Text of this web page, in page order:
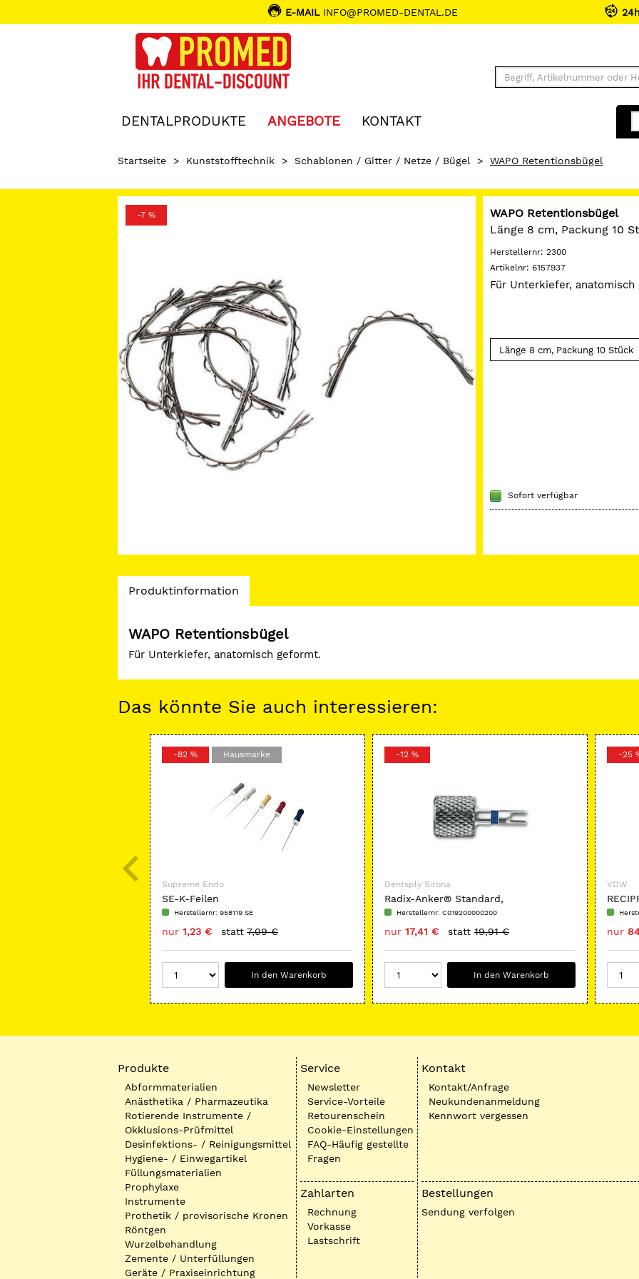
E-MAILINFO@PROMED-DENTAL.DE 24h
DENTALPRODUKTE ANGEBOTE KONTAKT
Startseite > Kunststofftechnik > Schablonen / Gitter / Netze / Bügel > WAPO Retentionsbügel
-7 %
WAPO Retentionsbügel
Länge 8 cm, Packung 10
Herstellernr: 2300
Artikelnr: 6157937
Für Unterkiefer, anatomisch
Sofort verfügbar
Current
Produktinformation
WAPO Retentionsbügel
Für Unterkiefer, anatomisch geformt.
Das könnte Sie auch interessieren:
-82 % Hausmarke
Supreme Endo
SE-K-Feilen
Herstellernr: 958119 SE
nur 1,23 € statt 7,09 €
In den Warenkorb
-12 %
Dentsply Sirona
Radix-Anker® Standard,
Steckschlüssel
Herstellernr: C019200000200
nur 17,41 € statt 19,91 €
In den Warenkorb
-25
VDW
nur
Produkte
Abformmaterialien
Anästhetika / Pharmazeutika
Rotierende Instrumente /
Okklusions-Prüfmittel
Desinfektions- / Reinigungsmittel
Hygiene- / Einwegartikel
Füllungsmaterialien
Prophylaxe
Instrumente
Prothetik / provisorische Kronen
Röntgen
Wurzelbehandlung
Zemente / Unterfüllungen
Geräte / Praxiseinrichtung
Service
Newsletter
Service-Vorteile
Retourenschein
Cookie-Einstellungen
FAQ-Häufig gestellte
Fragen
Zahlarten
Rechnung
Vorkasse
Lastschrift
Kontakt
Kontakt/Anfrage
Neukundenanmeldung
Kennwort vergessen
Bestellungen
Sendung verfolgen